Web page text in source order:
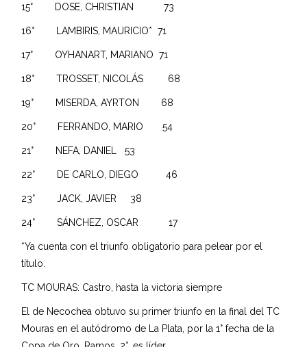
15° DOSE, CHRISTIAN 73
16° LAMBIRIS, MAURICIO* 71
17° OYHANART, MARIANO 71
18° TROSSET, NICOLÁS 68
19° MISERDA, AYRTON 68
20° FERRANDO, MARIO 54
21° NEFA, DANIEL 53
22° DE CARLO, DIEGO 46
23° JACK, JAVIER 38
24° SÁNCHEZ, OSCAR 17
*Ya cuenta con el triunfo obligatorio para pelear por el
título.
TC MOURAS: Castro, hasta la victoria siempre
El de Necochea obtuvo su primer triunfo en la final del TC
Mouras en el autódromo de La Plata, por la 1° fecha de la